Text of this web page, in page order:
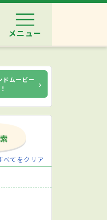
メニュー
ドムービー
›
べてをクリア